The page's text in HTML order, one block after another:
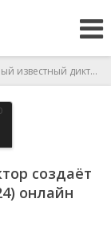
диктор создаёт самый великий в мире клан
создаёт
онлайн